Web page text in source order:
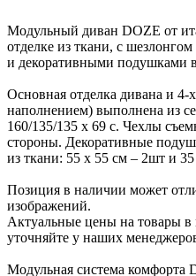
Модульный диван DOZE от
отделке из ткани, с шезлонгом
и декоративными подушками
Основная отделка дивана и
наполнением) выполнена из
160/135/135 х 69 с. Чехлы
стороны. Декоративные
из ткани: 55 х 55 см – 2шт и
Позиция в наличии может
изображений.
Актуальные цены на товары в
уточняйте у наших
Модульная система комфорта